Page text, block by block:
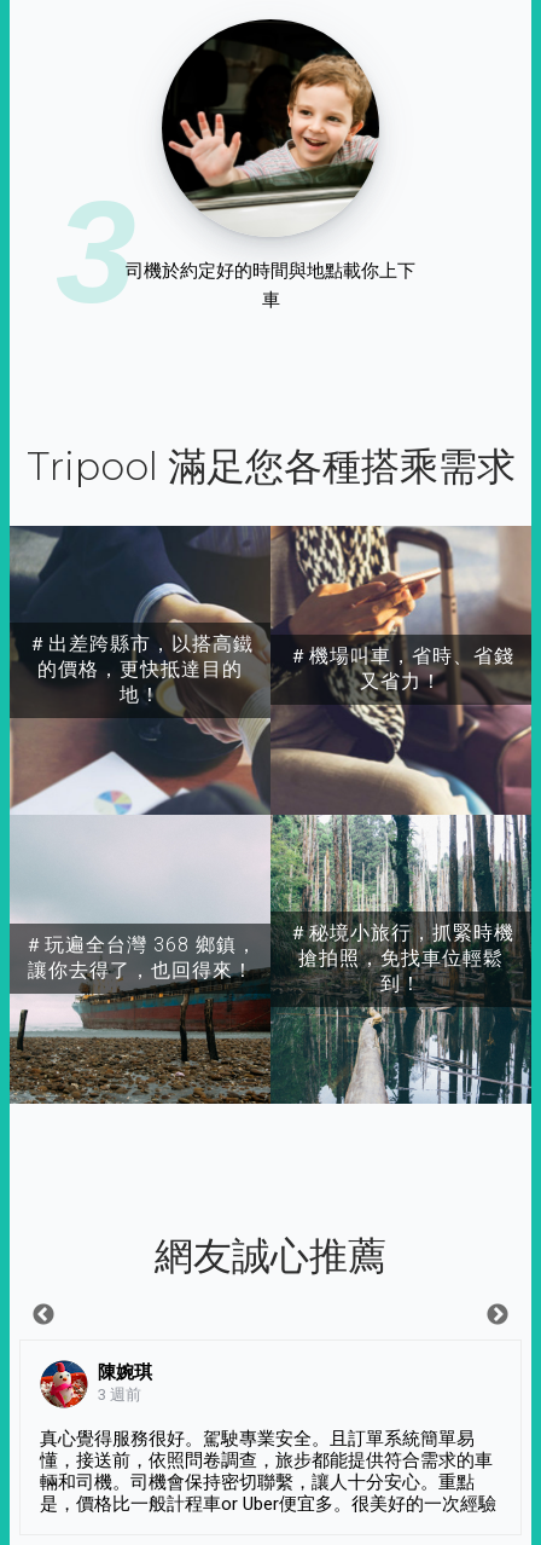
3司機於約定好的時間與地點載你上下
車
Tripool 滿足您各種搭乘需求
＃出差跨縣市，以搭高鐵
的價格，更快抵達目的
地！
＃玩遍全台灣 368 鄉鎮，
讓你去得了，也回得來！
＃秘境小旅行，抓緊時機
搶拍照，免找車位輕鬆
到！
＃機場叫車，省時、省錢
又省力！
網友誠心推薦
陳婉琪
3 週前
真心覺得服務很好。駕駛專業安全。且訂單系統簡單易
懂，接送前，依照問卷調查，旅步都能提供符合需求的車
輛和司機。司機會保持密切聯繫，讓人十分安心。重點
是，價格比一般計程車or Uber便宜多。很美好的一次經驗